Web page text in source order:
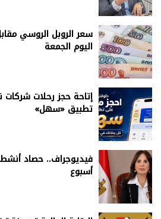
سعر الروبل الروسي
اليوم الجمعة
إتاحة حجز رحلات شركات
تطبيق «سهل»
فيديوجراف.. حصاد
أسبوع